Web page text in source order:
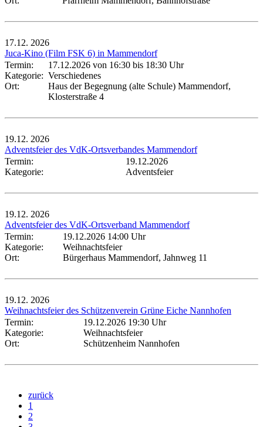
17.12. 2026
Juca-Kino (Film FSK 6) in Mammendorf
Termin:
17.12.2026 von 16:30 bis 18:30 Uhr
Kategorie: Verschiedenes
Ort:
Haus der Begegnung (alte Schule) Mammendorf,
Klosterstraße 4
19.12. 2026
Adventsfeier des VdK-Ortsverbandes Mammendorf
Termin:
19.12.2026
Kategorie:
Adventsfeier
19.12. 2026
Adventsfeier des VdK-Ortsverband Mammendorf
Termin:
19.12.2026 14:00 Uhr
Kategorie:
Weihnachtsfeier
Ort:
Bürgerhaus Mammendorf, Jahnweg 11
19.12. 2026
Weihnachtsfeier des Schützenverein Grüne Eiche Nannhofen
Termin:
19.12.2026 19:30 Uhr
Kategorie:
Weihnachtsfeier
Ort:
Schützenheim Nannhofen
zurück
1
2